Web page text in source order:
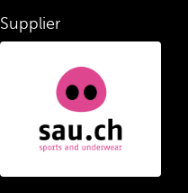
Supplier